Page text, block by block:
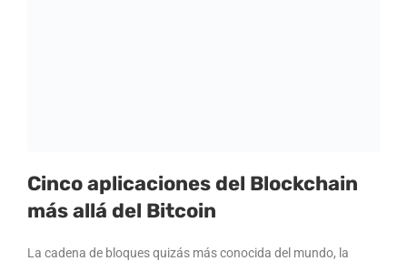
Cinco aplicaciones del Blockchain
más allá del Bitcoin
La cadena de bloques quizás más conocida del mundo, la